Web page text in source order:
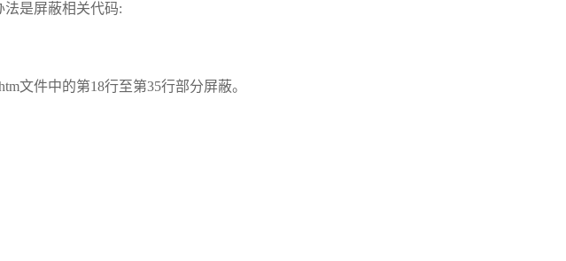
法是屏蔽相关代码:
文件中的第18行至第35行部分屏蔽。